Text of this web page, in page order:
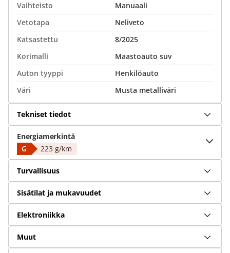
Vaihteisto
Manuaali
Vetotapa
Neliveto
Katsastettu
8/2025
Korimalli
Maastoauto suv
Auton tyyppi
Henkilöauto
Väri
Musta metalliväri
Tekniset tiedot
Energiamerkintä
G
223 g/km
Turvallisuus
Sisätilat ja mukavuudet
Elektroniikka
Muut